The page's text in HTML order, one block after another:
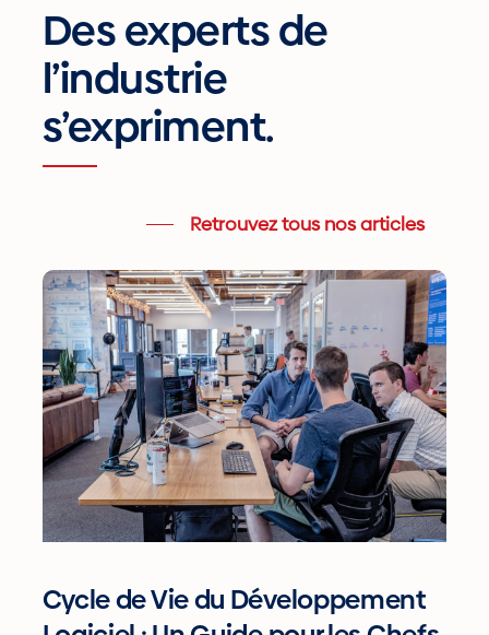
Des experts de
l’industrie
s’expriment.
Retrouvez tous nos articles
Cycle
de
Vie
du
Développement
Logiciel
:
Un
Guide
les
Cycle de Vie du Développement